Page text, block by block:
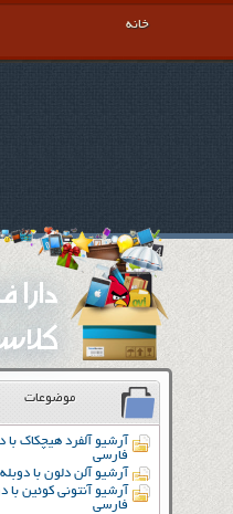
خانه
موضوعات
آرشیو آلفرد هیچکاک با
فارسی
آرشیو آلن دلون با
آرشیو آنتونی کوئین با
فارسی